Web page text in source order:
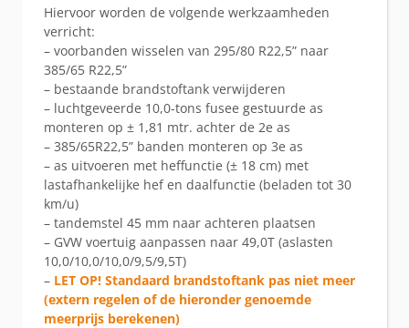
Hiervoor worden de volgende werkzaamheden
verricht:
– voorbanden wisselen van 295/80 R22,5” naar
385/65 R22,5”
– bestaande brandstoftank verwijderen
– luchtgeveerde 10,0-tons fusee gestuurde as
monteren op ± 1,81 mtr. achter de 2e as
– 385/65R22,5” banden monteren op 3e as
– as uitvoeren met heffunctie (± 18 cm) met
lastafhankelijke hef en daalfunctie (beladen tot 30
km/u)
– tandemstel 45 mm naar achteren plaatsen
– GVW voertuig aanpassen naar 49,0T (aslasten
10,0/10,0/10,0/9,5/9,5T)
– LET OP! Standaard brandstoftank pas niet meer
(extern regelen of de hieronder genoemde
meerprijs berekenen)